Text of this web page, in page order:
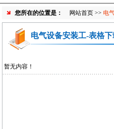
您所在的位置是： 网站首页 >> 电
电气设备安装工-表格下
暂无内容！